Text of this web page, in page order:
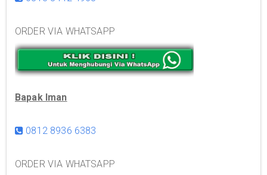
ORDER VIA WHATSAPP
Bapak Iman
0812 8936 6383
ORDER VIA WHATSAPP